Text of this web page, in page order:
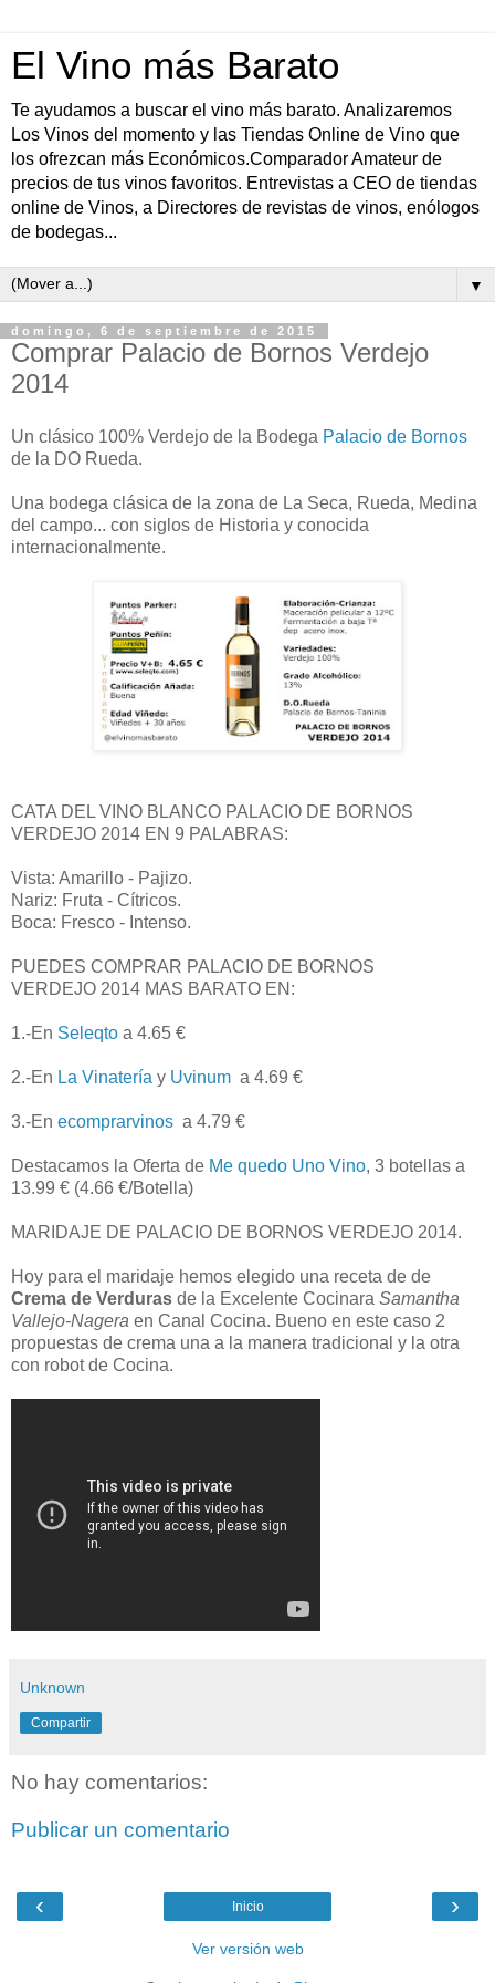
El Vino más Barato
Te ayudamos a buscar el vino más barato. Analizaremos
Los Vinos del momento y las Tiendas Online de Vino que
los ofrezcan más Económicos.Comparador Amateur de
precios de tus vinos favoritos. Entrevistas a CEO de tiendas
online de Vinos, a Directores de revistas de vinos, enólogos
de bodegas...
▼
domingo, 6 de septiembre de 2015
Comprar Palacio de Bornos Verdejo
2014
Un clásico 100% Verdejo de la Bodega Palacio de Bornos
de la DO Rueda.
Una bodega clásica de la zona de La Seca, Rueda, Medina
del campo... con siglos de Historia y conocida
internacionalmente.
CATA DEL VINO BLANCO PALACIO DE BORNOS
VERDEJO 2014 EN 9 PALABRAS:
Vista: Amarillo - Pajizo.
Nariz: Fruta - Cítricos.
Boca: Fresco - Intenso.
PUEDES COMPRAR PALACIO DE BORNOS
VERDEJO 2014 MAS BARATO EN:
1.-En Seleqto a 4.65 €
2.-En La Vinatería y Uvinum a 4.69 €
3.-En ecomprarvinos a 4.79 €
Destacamos la Oferta de Me quedo Uno Vino, 3 botellas a
13.99 € (4.66 €/Botella)
MARIDAJE DE PALACIO DE BORNOS VERDEJO 2014.
Hoy para el maridaje hemos elegido una receta de de
Crema de Verduras de la Excelente Cocinara Samantha
Vallejo-Nagera en Canal Cocina. Bueno en este caso 2
propuestas de crema una a la manera tradicional y la otra
con robot de Cocina.
Unknown
Compartir
No hay comentarios:
Publicar un comentario
‹ ›
Inicio
Ver versión web